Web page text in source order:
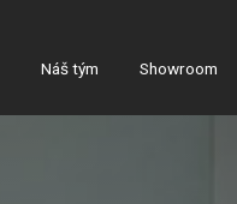
Náš tým Showroom